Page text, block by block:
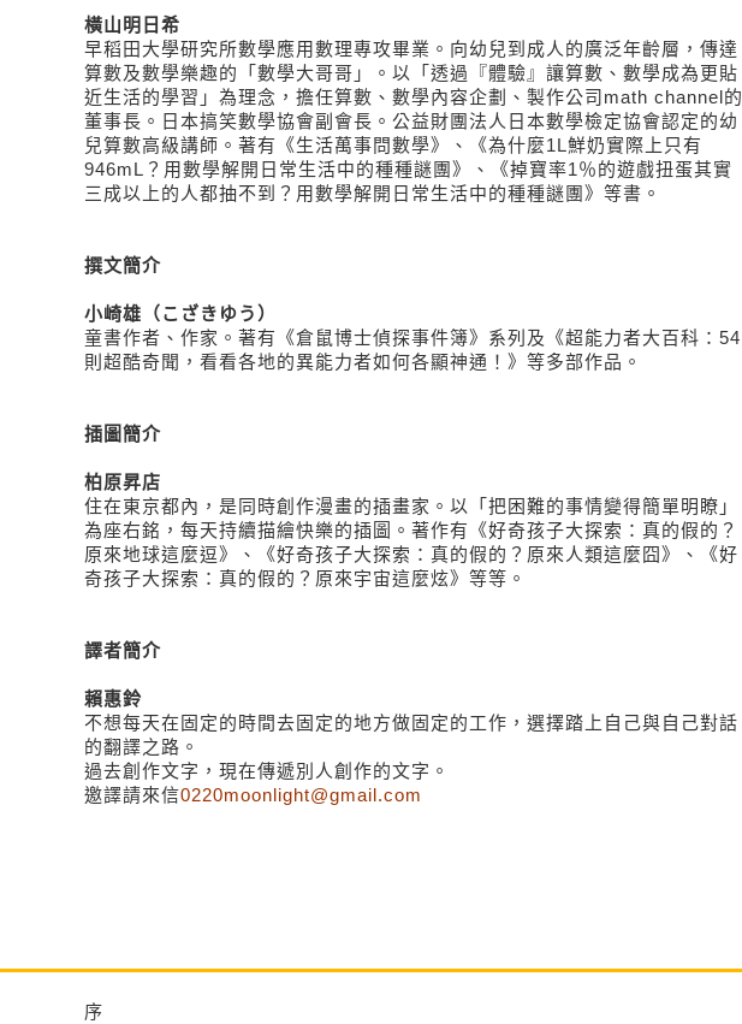
橫山明日希
早稻田大學研究所數學應用數理專攻畢業。向幼兒到成人的廣泛年齡層，傳達
算數及數學樂趣的「數學大哥哥」。以「透過『體驗』讓算數、數學成為更貼
近生活的學習」為理念，擔任算數、數學內容企劃、製作公司math channel的
董事長。日本搞笑數學協會副會長。公益財團法人日本數學檢定協會認定的幼
兒算數高級講師。著有《生活萬事問數學》、《為什麼1L鮮奶實際上只有
946mL？用數學解開日常生活中的種種謎團》、《掉寶率1％的遊戲扭蛋其實
三成以上的人都抽不到？用數學解開日常生活中的種種謎團》等書。
撰文簡介
小崎雄（こざきゆう）
童書作者、作家。著有《倉鼠博士偵探事件簿》系列及《超能力者大百科：54
則超酷奇聞，看看各地的異能力者如何各顯神通！》等多部作品。
插圖簡介
柏原昇店
住在東京都內，是同時創作漫畫的插畫家。以「把困難的事情變得簡單明瞭」
為座右銘，每天持續描繪快樂的插圖。著作有《好奇孩子大探索：真的假的？
原來地球這麼逗》、《好奇孩子大探索：真的假的？原來人類這麼囧》、《好
奇孩子大探索：真的假的？原來宇宙這麼炫》等等。
譯者簡介
賴惠鈴
不想每天在固定的時間去固定的地方做固定的工作，選擇踏上自己與自己對話
的翻譯之路。
過去創作文字，現在傳遞別人創作的文字。
邀譯請來信0220moonlight@gmail.com
序